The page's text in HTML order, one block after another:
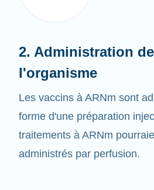
l'organisme
Les vaccins à ARNm sont
forme d'une préparation
traitements à ARNm
administrés par perfusion.